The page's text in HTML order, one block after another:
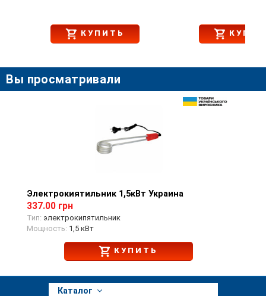
КУПИТЬ
Вы просматривали
Просмотр товара
Электрокиятильник 1,5кВт Украина
337.00 грн
Тип: электрокипятильник
Мощность: 1,5 кВт
КУПИТЬ
Каталог